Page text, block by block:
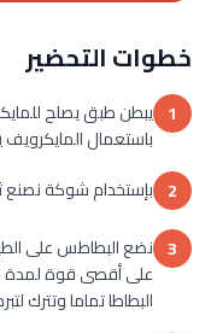
خطوات التحضير
1 يبطن طبق يصلح
باستعمال
2 بإستخدام شوكة
3
البطاطا تماما وتترك